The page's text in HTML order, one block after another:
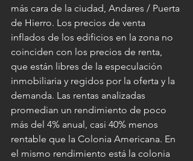
más cara de la ciudad, Andares / Puerta
de Hierro. Los precios de venta
inflados de los edificios en la zona no
coinciden con los precios de renta,
que están libres de la especulación
inmobiliaria y regidos por la oferta y la
demanda. Las rentas analizadas
promedian un rendimiento de poco
más del 4% anual, casi 40% menos
rentable que la Colonia Americana. En
el mismo rendimiento está la colonia